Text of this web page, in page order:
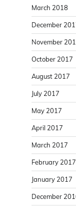
March 2018
December
November
October 2017
August 2017
July 2017
May 2017
April 2017
March 2017
February 2017
January 2017
December